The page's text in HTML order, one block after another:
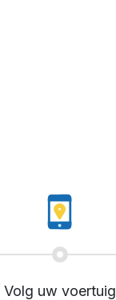
Volg uw voertuig